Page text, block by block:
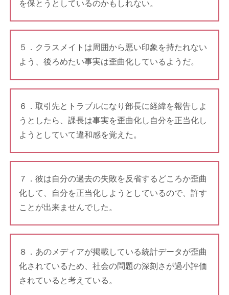
を保とうとしているのかもしれない。
５．クラスメイトは周囲から悪い印象を持たれない
よう、後ろめたい事実は歪曲化しているようだ。
６．取引先とトラブルになり部長に経緯を報告しよ
うとしたら、課長は事実を歪曲化し自分を正当化し
ようとしていて違和感を覚えた。
７．彼は自分の過去の失敗を反省するどころか歪曲
化して、自分を正当化しようとしているので、許す
ことが出来ませんでした。
８．あのメディアが掲載している統計データが歪曲
化されているため、社会の問題の深刻さが過小評価
されていると考えている。